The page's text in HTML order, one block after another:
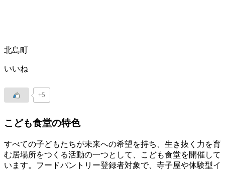
北島町
いいね
+5
こども食堂の特色
すべての子どもたちが未来への希望を持ち、生き抜く力を育
む居場所をつくる活動の一つとして、こども食堂を開催して
います。フードパントリー登録者対象で、寺子屋や体験型イ